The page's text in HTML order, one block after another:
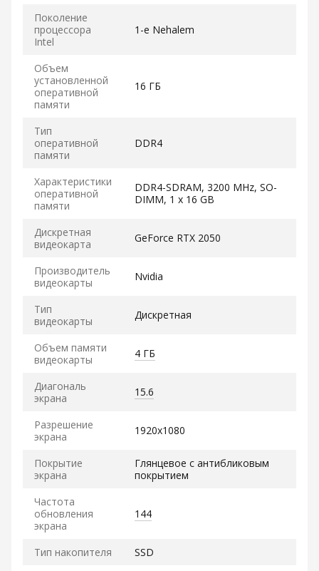
Поколение
процессора
Intel
1-е Nehalem
Объем
установленной
оперативной
памяти
16 ГБ
Тип
оперативной
памяти
DDR4
Характеристики
оперативной
памяти
DDR4-SDRAM, 3200 MHz, SO-
DIMM, 1 x 16 GB
Дискретная
видеокарта
GeForce RTX 2050
Производитель
видеокарты
Nvidia
Тип
видеокарты
Дискретная
Объем памяти
видеокарты
4 ГБ
Диагональ
экрана
15.6
Разрешение
экрана
1920x1080
Покрытие
экрана
Глянцевое с антибликовым
покрытием
Частота
обновления
экрана
144
Тип накопителя
SSD